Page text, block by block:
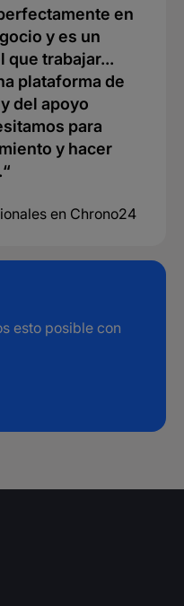
en
y es un
que trabajar...
plataforma de
del apoyo
para
y hacer
en Chrono24
esto posible con